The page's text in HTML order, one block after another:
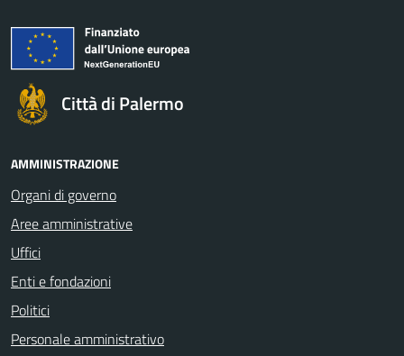
Città di Palermo
AMMINISTRAZIONE
Organi di governo
Aree amministrative
Uffici
Enti e fondazioni
Politici
Personale amministrativo